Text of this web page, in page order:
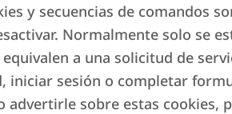
y secuencias de comandos
Normalmente solo se
a una solicitud de
iniciar sesión o completar
advertirle sobre estas cookies,